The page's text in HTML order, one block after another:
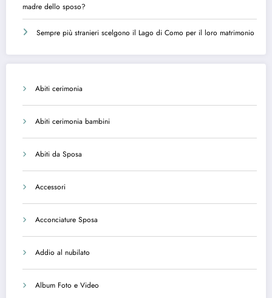
madre dello sposo?
Sempre più stranieri scelgono il Lago di Como per il loro matrimonio
Abiti cerimonia
Abiti cerimonia bambini
Abiti da Sposa
Accessori
Acconciature Sposa
Addio al nubilato
Album Foto e Video